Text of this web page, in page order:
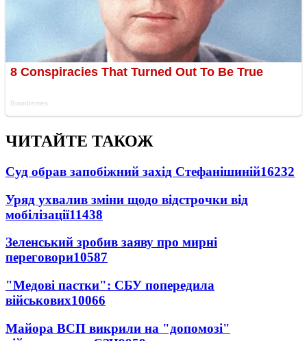
ЧИТАЙТЕ ТАКОЖ
Суд обрав запобіжний захід Стефанішиній16232
Уряд ухвалив зміни щодо відстрочки від
мобілізації11438
Зеленський зробив заяву про мирні
переговори10587
"Медові пастки": СБУ попередила
військових10066
Майора ВСП викрили на "допомозі"